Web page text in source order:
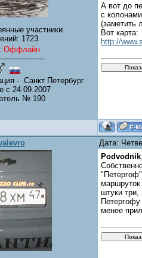
участники
1723
Оффлайн
- Санкт Петербург
с 24.09.2007
№ 190
А вот до
с
(заметить
Вот карта:
http://
Дата:
Podvodnik,
штуки три,
менее